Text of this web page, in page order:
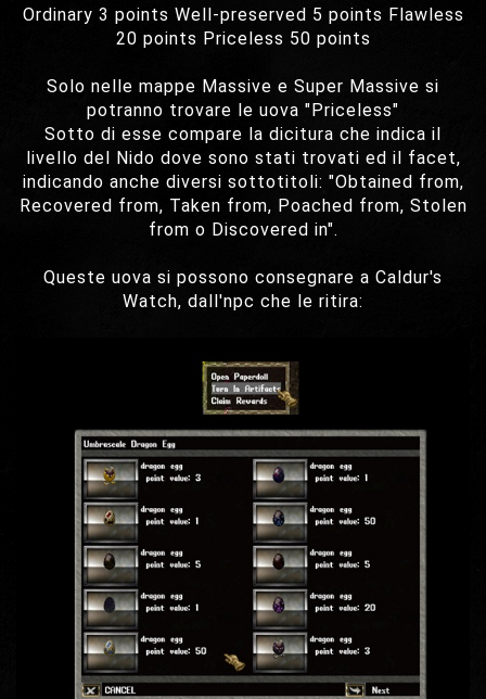
Ordinary 3 points Well-preserved 5 points Flawless
20 points Priceless 50 points
Solo nelle mappe Massive e Super Massive si
potranno trovare le uova "Priceless"
Sotto di esse compare la dicitura che indica il
livello del Nido dove sono stati trovati ed il facet,
indicando anche diversi sottotitoli: "Obtained from,
Recovered from, Taken from, Poached from, Stolen
from o Discovered in".
Queste uova si possono consegnare a Caldur's
Watch, dall'npc che le ritira: